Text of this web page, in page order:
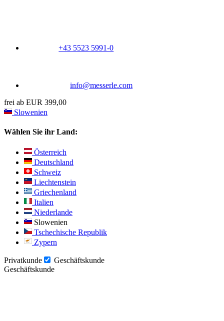
+43 5523 5991-0
info@messerle.com
frei ab EUR 399,00
Slowenien
Wählen Sie ihr Land:
Österreich
Deutschland
Schweiz
Liechtenstein
Griechenland
Italien
Niederlande
Slowenien
Tschechische Republik
Zypern
Privatkunde
Geschäftskunde
Geschäftskunde